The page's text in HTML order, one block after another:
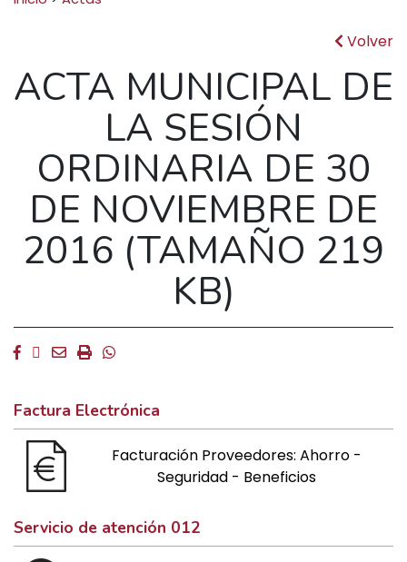
Volver
ACTA MUNICIPAL DE
LA SESIÓN
ORDINARIA DE 30
DE NOVIEMBRE DE
2016 (TAMAÑO 219
KB)
Facebook
Twitter
EmailImprimirWhatsapp
Factura Electrónica
Facturación Proveedores: Ahorro -
Seguridad - Beneficios
Servicio de atención 012